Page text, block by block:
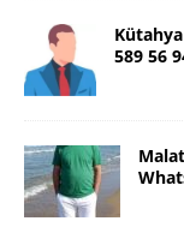
Kütahya
589 56